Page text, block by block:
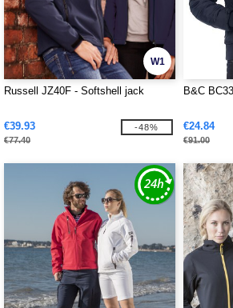
W1
Russell JZ40F - Softshell jack
€39.93
€77.40
-48%
B&C
€24.84
€91.00